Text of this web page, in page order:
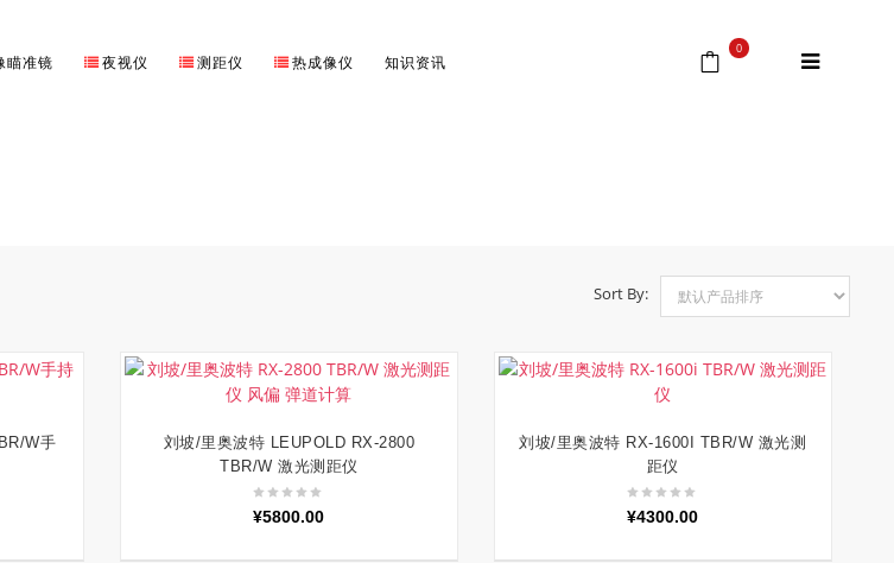
瞄准镜 夜视仪 测距仪 热成像仪 知识资讯
0
Sort By:
W手
加入购物车
刘坡/里奥波特 LEUPOLD RX-2800
TBR/W 激光测距仪
¥5800.00
加入购物车
刘坡/里奥波特 RX-1600I TBR/W 激光测
距仪
¥4300.00